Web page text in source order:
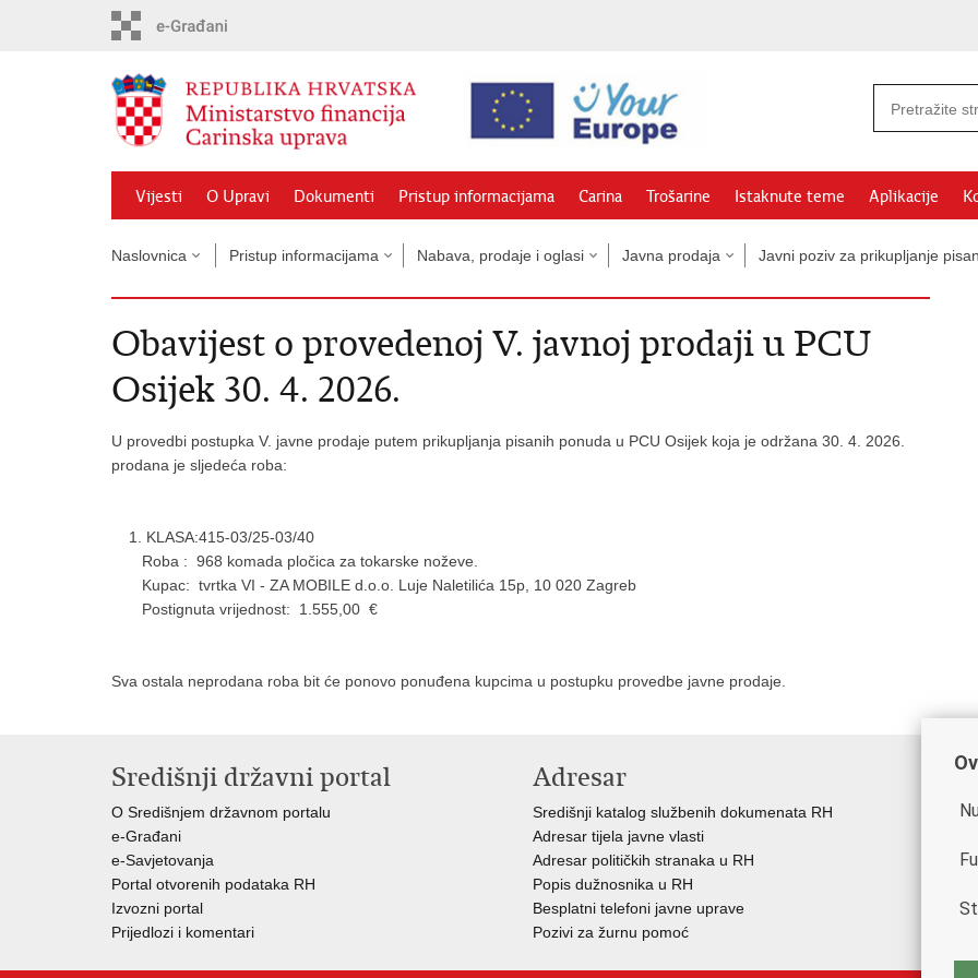
Vijesti O Upravi Dokumenti Pristup informacijama Carina Trošarine Istaknute teme Aplikacije
Naslovnica Pristup informacijama Nabava, prodaje i oglasi Javna prodaja Javni poziv za prikupljanje
Obavijest o provedenoj V. javnoj prodaji u PCU
Osijek 30. 4. 2026.
U provedbi postupka V. javne prodaje putem prikupljanja pisanih ponuda u PCU Osijek koja je održana 30. 4. 2026.
prodana je sljedeća roba:
KLASA:415-03/25-03/40
Roba : 968 komada pločica za tokarske noževe.
Kupac: tvrtka VI - ZA MOBILE d.o.o. Luje Naletilića 15p, 10 020 Zagreb
Postignuta vrijednost: 1.555,00 €
Sva ostala neprodana roba bit će ponovo ponuđena kupcima u postupku provedbe javne prodaje.
Središnji državni portal
O Središnjem državnom portalu
e-Građani
e-Savjetovanja
Portal otvorenih podataka RH
Izvozni portal
Prijedlozi i komentari
Adresar
Središnji katalog službenih dokumenata RH
Adresar tijela javne vlasti
Adresar političkih stranaka u RH
Popis dužnosnika u RH
Besplatni telefoni javne uprave
Pozivi za žurnu pomoć